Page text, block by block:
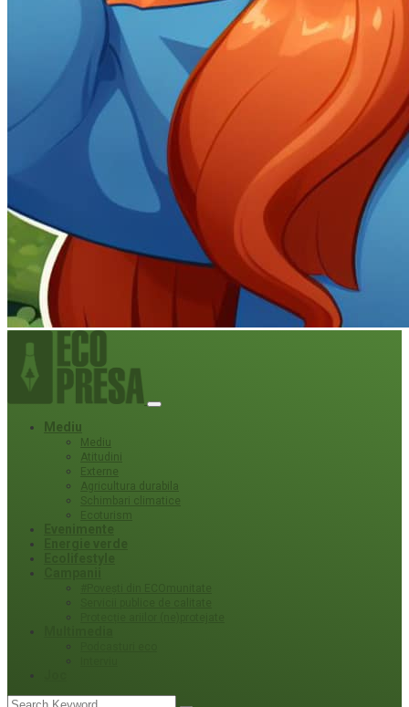
Mediu
Mediu
Atitudini
Externe
Agricultura durabila
Schimbari climatice
Ecoturism